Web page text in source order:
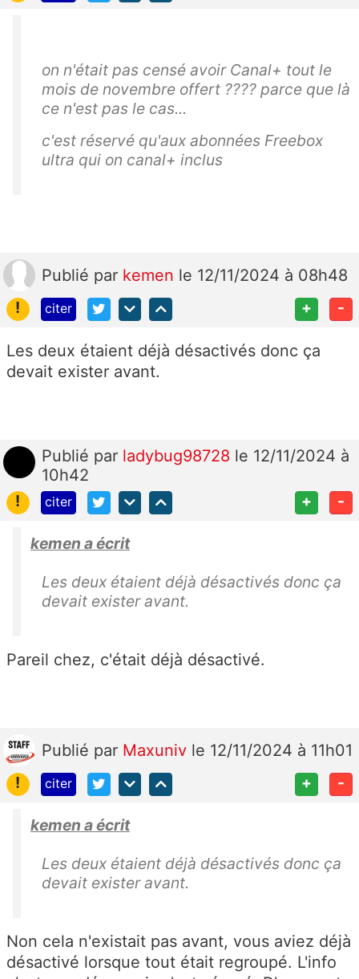
on n'était pas censé avoir Canal+ tout le
mois de novembre offert ???? parce que là
ce n'est pas le cas...
c'est réservé qu'aux abonnées Freebox
ultra qui on canal+ inclus
Publié par kemen le 12/11/2024 à 08h48
!
citer + -
Les deux étaient déjà désactivés donc ça
devait exister avant.
Publié par ladybug98728 le 12/11/2024 à
10h42
!
citer + -
kemen a écrit
Les deux étaient déjà désactivés donc ça
devait exister avant.
Pareil chez, c'était déjà désactivé.
Publié par Maxuniv le 12/11/2024 à 11h01
!
citer + -
kemen a écrit
Les deux étaient déjà désactivés donc ça
devait exister avant.
Non cela n'existait pas avant, vous aviez déjà
désactivé lorsque tout était regroupé. L'info